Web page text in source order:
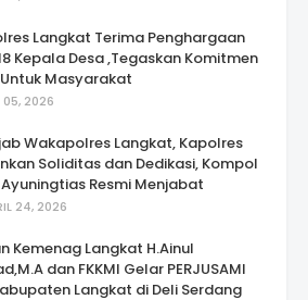
Langkat Terima Penghargaan
Kepala Desa ,Tegaskan Komitmen
Masyarakat
05, 2026
Wakapolres Langkat, Kapolres
Soliditas dan Dedikasi, Kompol
Resmi Menjabat
24, 2026
Kemenag Langkat H.Ainul
dan FKKMI Gelar PERJUSAMI
Langkat di Deli Serdang